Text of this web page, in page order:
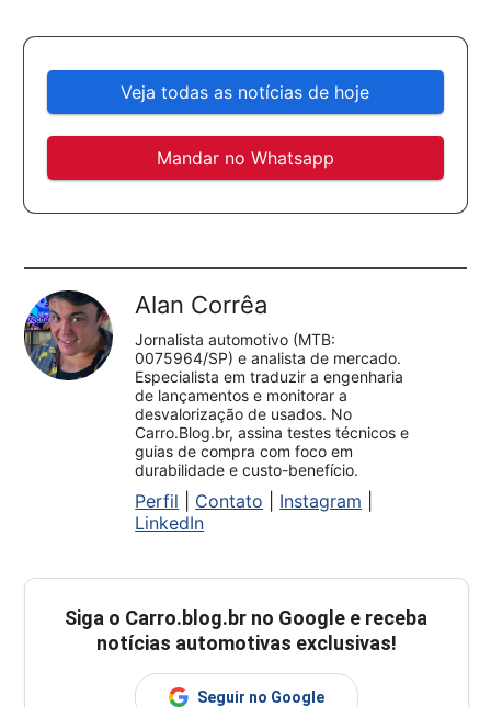
Veja todas as notícias de hoje
Mandar no Whatsapp
Alan Corrêa
Jornalista automotivo (MTB:
0075964/SP) e analista de mercado.
Especialista em traduzir a engenharia
de lançamentos e monitorar a
desvalorização de usados. No
Carro.Blog.br, assina testes técnicos e
guias de compra com foco em
durabilidade e custo-benefício.
Perfil Contato Instagram
LinkedIn
Siga o Carro.blog.br no Google e receba
notícias automotivas exclusivas!
Seguir no Google